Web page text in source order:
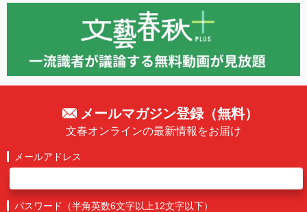
メールマガジン登録（無料）
文春オンラインの最新情報をお届け
メールアドレス
パスワード（半角英数6文字以上12文字以下）